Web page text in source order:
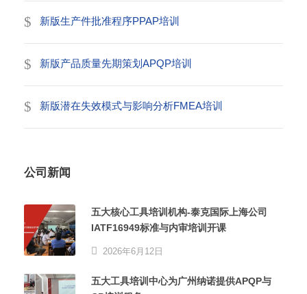
新版生产件批准程序PPAP培训
新版产品质量先期策划APQP培训
新版潜在失效模式与影响分析FMEA培训
公司新闻
五大核心工具培训机构-泰克国际上海公司
IATF16949标准与内审培训开课
2026年6月12日
五大工具培训中心为广州纳诺提供APQP与